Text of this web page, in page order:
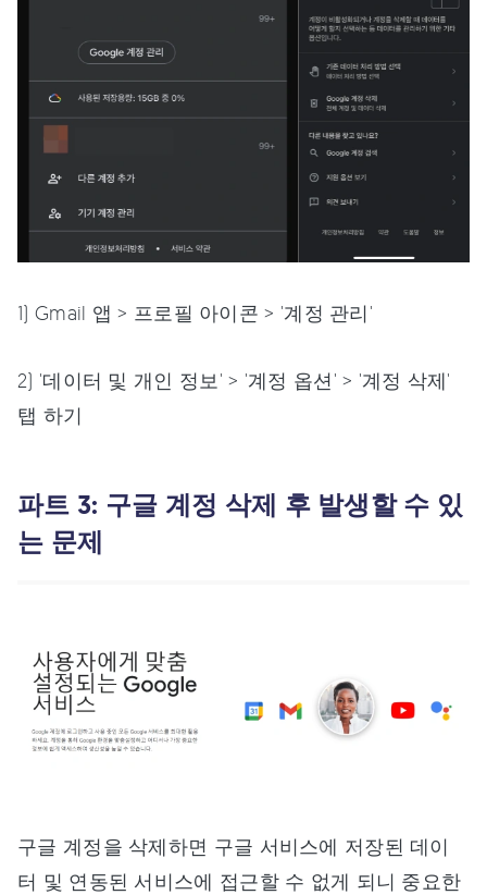
1) Gmail 앱 > 프로필 아이콘 > '계정 관리'
2) '데이터 및 개인 정보' > '계정 옵션' > '계정 삭제'
탭 하기
파트 3: 구글 계정 삭제 후 발생할 수 있
는 문제
구글 계정을 삭제하면 구글 서비스에 저장된 데이
터 및 연동된 서비스에 접근할 수 없게 되니 중요한